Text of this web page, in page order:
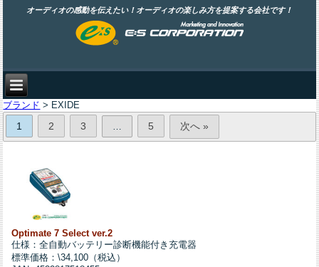
オーディオの感動を伝えたい！オーディオの楽しみ方を提案する会社です！
ブランド > EXIDE
1 2 3 … 5 次へ »
Optimate 7 Select ver.2
仕様：全自動バッテリー診断機能付き充電器
標準価格：\34,100（税込）